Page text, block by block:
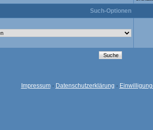
Such-Optionen
Impressum· Datenschutzerklärung ·